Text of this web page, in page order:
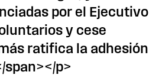
por el Ejecutivo
y cese
ratifica la adhesión
span></p>